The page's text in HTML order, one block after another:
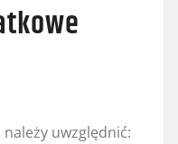
uwzględnić: